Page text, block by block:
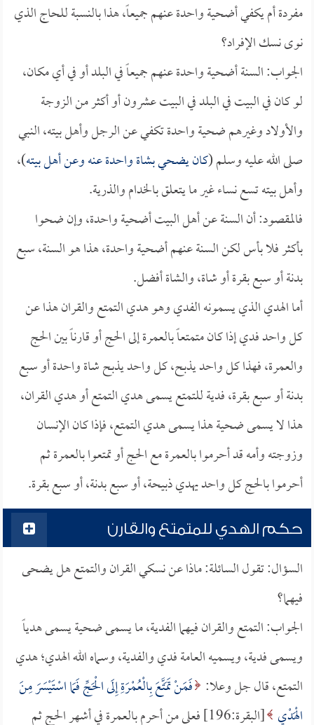
مفردة أم يكفي أضحية واحدة عنهم جميعاً، هذا بالنسبة للحاج الذي
نوى نسك الإفراد؟
الجواب: السنة أضحية واحدة عنهم جميعاً في البلد أو في أي مكان،
لو كان في البيت في البلد في البيت عشرون أو أكثر من الزوجة
والأولاد وغيرهم ضحية واحدة تكفي عن الرجل وأهل بيته، النبي
صلى الله عليه وسلم (كان يضحي بشاة واحدة عنه وعن أهل بيته)،
وأهل بيته تسع نساء غير ما يتعلق بالخدام والذرية.
فالمقصود: أن السنة عن أهل البيت أضحية واحدة، وإن ضحوا
بأكثر فلا بأس لكن السنة عنهم أضحية واحدة، هذا هو السنة، سبع
بدنة أو سبع بقرة أو شاة، والشاة أفضل.
أما الهدي الذي يسمونه الفدي وهو هدي التمتع والقران هذا عن
كل واحد فدي إذا كان متمتعاً بالعمرة إلى الحج أو قارناً بين الحج
والعمرة، فهذا كل واحد يذبح، كل واحد يذبح شاة واحدة أو سبع
بدنة أو سبع بقرة، فدية للتمتع يسمى هدي التمتع أو هدي القران،
هذا لا يسمى ضحية هذا يسمى هدي التمتع، فإذا كان الإنسان
وزوجته وأمه قد أحرموا بالعمرة مع الحج أو تمتعوا بالعمرة ثم
أحرموا بالحج كل واحد يهدي ذبيحة، أو سبع بدنة، أو سبع بقرة.
حكم الهدي للمتمتع والقارن
السؤال: تقول السائلة: ماذا عن نسكي القران والتمتع هل يضحى
فيهما؟
الجواب: التمتع والقران فيهما الفدية، ما يسمى ضحية يسمى هدياً
ويسمى فدية، ويسميه العامة فدي والفدية، وسماه الله الهدي؛ هدي
التمتع، قال جل وعلا: فَمَنْ تَمَتَّعَ بِالْعُمْرَةِ إِلَى الْحَجِّ فَمَا اسْتَيْسَرَ مِنَ
الْهَدْيِ
[البقرة:196] فعلى من أحرم بالعمرة في أشهر الحج ثم